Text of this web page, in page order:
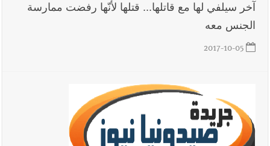
آخر سيلفي لها مع قاتلها... قتلها لأنّها رفضت ممارسة
الجنس معه
2017-10-05